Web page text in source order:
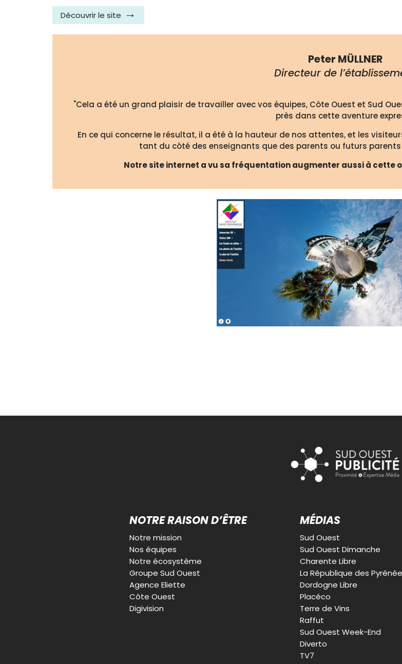
Découvrir le site
Peter MÜLLNER
Directeur de
"Cela a été un grand plaisir de travailler avec vos équipes, Côte Ouest et Sud
près dans cette aventure
En ce qui concerne le résultat, il a été à la hauteur de nos attentes, et les
tant du côté des enseignants que des parents ou futurs
Notre site internet a vu sa fréquentation augmenter aussi à cette
NOTRE RAISON D’ÊTRE
Notre mission
Nos équipes
Notre écosystème
Groupe Sud Ouest
Agence Eliette
Côte Ouest
Digivision
MÉDIAS
Sud Ouest
Sud Ouest Dimanche
Charente Libre
La République des
Dordogne Libre
Placéco
Terre de Vins
Raffut
Sud Ouest Week-End
Diverto
TV7